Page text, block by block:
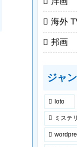
海外
邦画
ジャ
loto
ミステ